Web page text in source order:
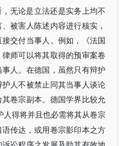
无论是立法还是实务上均不
被害人陈述内容进行核实，
交付当事人。例如，《法国
师可以将其取得的预审案卷
人。在德国，虽然只有辩护
人不被禁止同其当事人谈论
卷宗副本。德国学界比较允
人得将并且也必需将其从卷宗
传达，或用卷宗影印本之方